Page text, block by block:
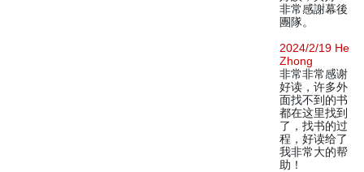
非常感謝幕後
團隊。
2024/2/19 He
Zhong
非常非常感谢
好读，许多外
面找不到的书
都在这里找到
了，找书的过
程，好读给了
我非常大的帮
助！